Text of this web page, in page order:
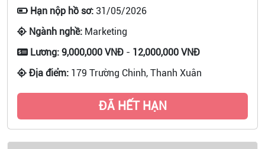
Hạn nộp hồ sơ: 31/05/2026
Ngành nghề: Marketing
Lương: 9,000,000 VNĐ - 12,000,000 VNĐ
Địa điểm: 179 Trường Chinh, Thanh Xuân
ĐÃ HẾT HẠN